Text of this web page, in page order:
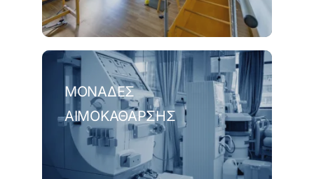
ΜΟΝΆΔΕΣ
ΑΙΜΟΚΆΘΑΡΣΗΣ